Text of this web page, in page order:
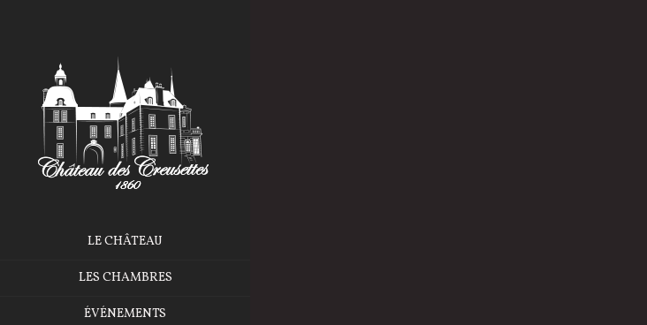
LE CHÂTEAU
LES CHAMBRES
ÉVÉNEMENTS